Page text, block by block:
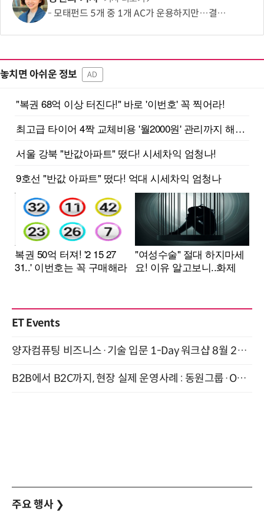
모태펀드 5개 중 1개 AC가 운용하지만…결성액 비중은 5.6%
놓치면 아쉬운 정보 AD
ET Events
양자컴퓨팅 비즈니스·기술 입문 1-Day 워크샵 8월 28일 개최
B2B에서 B2C까지, 현장 실제 운영사례 : 동원그룹·OCI·다이닝브랜즈그룹·당근 (8/27)
주요 행사 ❯